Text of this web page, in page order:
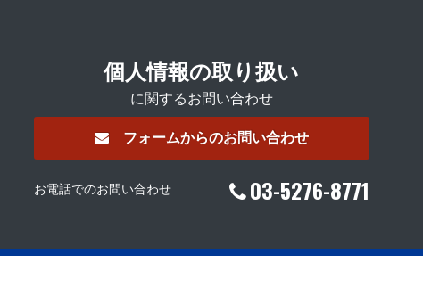
個人情報の取り扱い
に関するお問い合わせ
フォームからのお問い合わせ
お電話でのお問い合わせ 03-5276-8771